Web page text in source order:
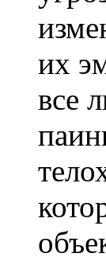
их
все